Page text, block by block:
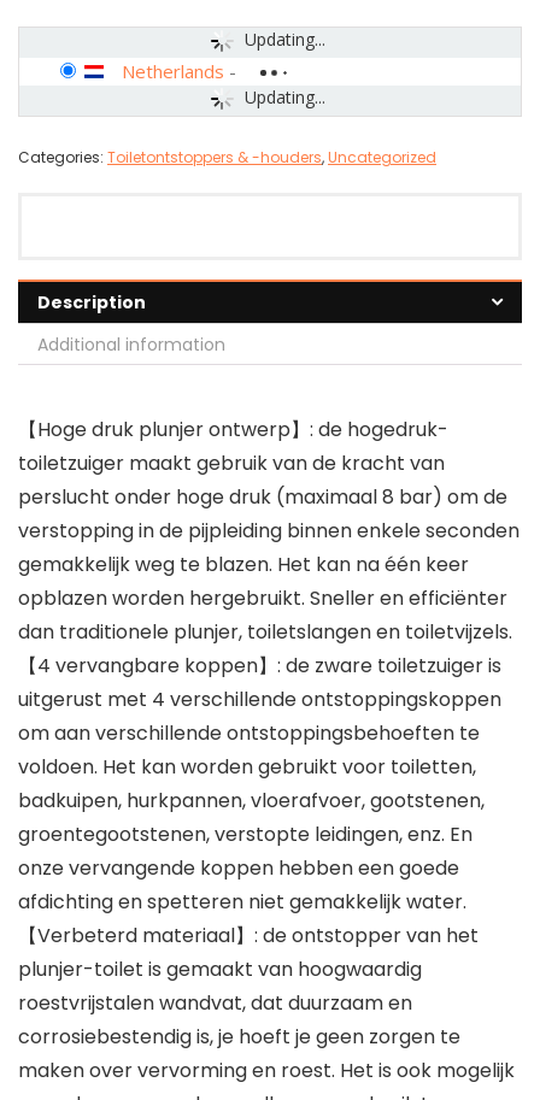
Updating...
Updating...
Netherlands -
Categories: Toiletontstoppers & -houders,Uncategorized
Description
Additional information
【Hoge druk plunjer ontwerp】: de hogedruk-
toiletzuiger maakt gebruik van de kracht van
perslucht onder hoge druk (maximaal 8 bar) om de
verstopping in de pijpleiding binnen enkele seconden
gemakkelijk weg te blazen. Het kan na één keer
opblazen worden hergebruikt. Sneller en efficiënter
dan traditionele plunjer, toiletslangen en toiletvijzels.
【4 vervangbare koppen】: de zware toiletzuiger is
uitgerust met 4 verschillende ontstoppingskoppen
om aan verschillende ontstoppingsbehoeften te
voldoen. Het kan worden gebruikt voor toiletten,
badkuipen, hurkpannen, vloerafvoer, gootstenen,
groentegootstenen, verstopte leidingen, enz. En
onze vervangende koppen hebben een goede
afdichting en spetteren niet gemakkelijk water.
【Verbeterd materiaal】: de ontstopper van het
plunjer-toilet is gemaakt van hoogwaardig
roestvrijstalen wandvat, dat duurzaam en
corrosiebestendig is, je hoeft je geen zorgen te
maken over vervorming en roest. Het is ook mogelijk